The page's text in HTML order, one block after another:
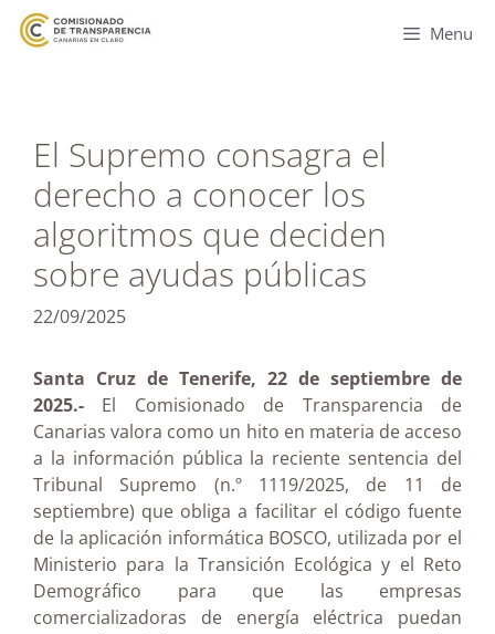
Menu
El Supremo consagra el
derecho a conocer los
algoritmos que deciden
sobre ayudas públicas
22/09/2025
Santa Cruz de Tenerife, 22 de septiembre de
2025.- El Comisionado de Transparencia de
Canarias valora como un hito en materia de acceso
a la información pública la reciente sentencia del
Tribunal Supremo (n.º 1119/2025, de 11 de
septiembre) que obliga a facilitar el código fuente
de la aplicación informática BOSCO, utilizada por el
Ministerio para la Transición Ecológica y el Reto
Demográfico para que las empresas
comercializadoras de energía eléctrica puedan